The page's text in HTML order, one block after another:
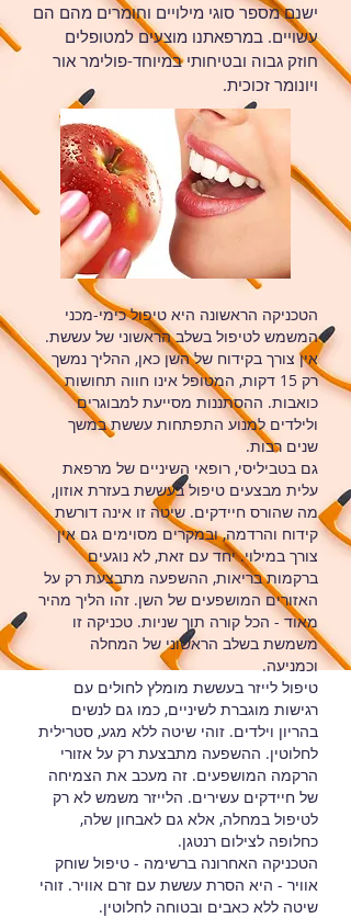
ישנם מספר סוגי מילויים וחומרים מהם הם
עשויים. במרפאתנו מוצעים למטופלים
חוזק גבוה ובטיחותי במיוחד-פולימר אור
ויונומר זכוכית.
הטכניקה הראשונה היא טיפול כימי-מכני
המשמש לטיפול בשלב הראשוני של עששת.
אין צורך בקידוח של השן כאן, ההליך נמשך
רק 15 דקות, המטופל אינו חווה תחושות
כואבות. ההסתננות מסייעת למבוגרים
ולילדים למנוע התפתחות עששת במשך
שנים רבות.
גם בטביליסי, רופאי השיניים של מרפאת
עלית מבצעים טיפול בעששת בעזרת אוזון,
מה שהורס חיידקים. שיטה זו אינה דורשת
קידוח והרדמה, ובמקרים מסוימים גם אין
צורך במילוי. יחד עם זאת, לא נוגעים
ברקמות בריאות, ההשפעה מתבצעת רק על
האזורים המושפעים של השן. זהו הליך מהיר
מאוד - הכל קורה תוך שניות. טכניקה זו
משמשת בשלב הראשוני של המחלה
וכמניעה.
טיפול לייזר בעששת מומלץ לחולים עם
רגישות מוגברת לשיניים, כמו גם לנשים
בהריון וילדים. זוהי שיטה ללא מגע, סטרילית
לחלוטין. ההשפעה מתבצעת רק על אזורי
הרקמה המושפעים. זה מעכב את הצמיחה
של חיידקים עשירים. הלייזר משמש לא רק
לטיפול במחלה, אלא גם לאבחון שלה,
כחלופה לצילום רנטגן.
הטכניקה האחרונה ברשימה - טיפול שוחק
אוויר - היא הסרת עששת עם זרם אוויר. זוהי
שיטה ללא כאבים ובטוחה לחלוטין.